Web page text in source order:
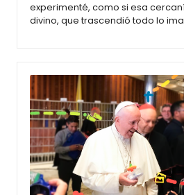
experimenté, como si esa
divino, que trascendió todo lo